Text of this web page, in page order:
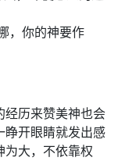
，你的神要作
经历来赞美神也会
睁开眼睛就发出感
为大，不依靠权